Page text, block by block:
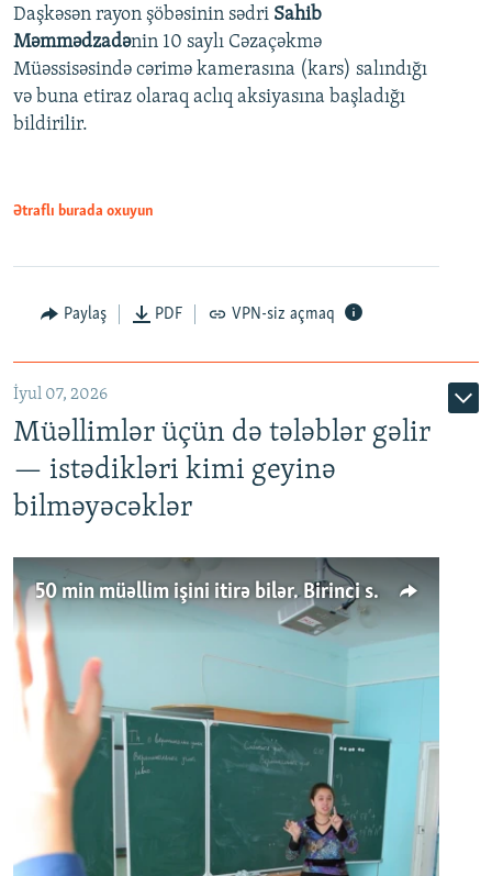
Auto 240p 360p
720p 1080p
720p
1080p
Daşkəsən rayon şöbəsinin sədri Sahib
Məmmədzadənin 10 saylı Cəzaçəkmə
Müəssisəsində cərimə kamerasına (kars) salındığı
və buna etiraz olaraq aclıq aksiyasına başladığı
bildirilir.
Ətraflı burada oxuyun
Paylaş PDF VPN-siz açmaq
İyul 07, 2026
Müəllimlər üçün də tələblər gəlir
— istədikləri kimi geyinə
bilməyəcəklər
50 min müəllim işini itirə bilər. Birinci sinfə gedənlər azalır